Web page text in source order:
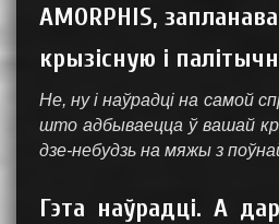
AMORPHIS,
крызісную і
Не, ну і наўрадці на самой
што адбываецца ў вашай
дзе-небудзь на мяжы з
Гэта наўрадці. А